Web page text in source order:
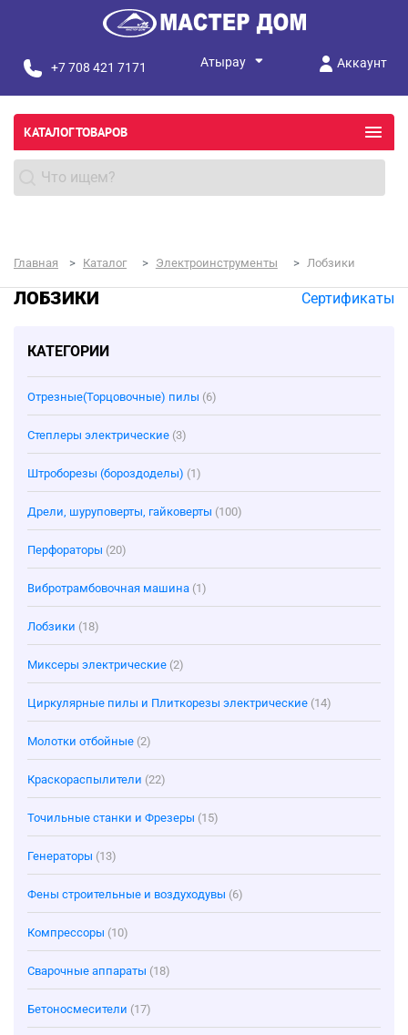
+7 708 421 7171 Аккаунт
КАТАЛОГ ТОВАРОВ
Главная Каталог Электроинструменты Лобзики
ЛОБЗИКИ Сертификаты
КАТЕГОРИИ
Отрезные(Торцовочные) пилы (6)
Степлеры электрические (3)
Штроборезы (бороздоделы) (1)
Дрели, шуруповерты, гайковерты (100)
Перфораторы (20)
Вибротрамбовочная машина (1)
Лобзики (18)
Миксеры электрические (2)
Циркулярные пилы и Плиткорезы электрические (14)
Молотки отбойные (2)
Краскораспылители (22)
Точильные станки и Фрезеры (15)
Генераторы (13)
Фены строительные и воздуходувы (6)
Компрессоры (10)
Сварочные аппараты (18)
Бетоносмесители (17)